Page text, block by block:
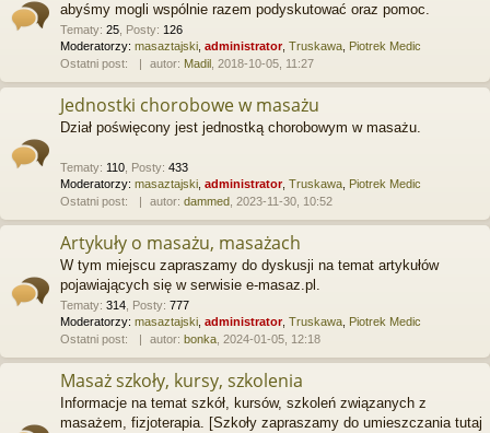
abyśmy mogli wspólnie razem podyskutować oraz pomoc.
Tematy: 25 Posty: 126
Moderatorzy: masaztajski administrator, Truskawa Piotrek Medic
Ostatni post:
autor: Madil , 2018-10-05, 11:27
Jednostki chorobowe w masażu
Dział poświęcony jest jednostką chorobowym w masażu.
Tematy: 110 Posty: 433
Moderatorzy: masaztajski administrator, Truskawa Piotrek Medic
Ostatni post:
autor: dammed , 2023-11-30, 10:52
Artykuły o masażu, masażach
W tym miejscu zapraszamy do dyskusji na temat artykułów
pojawiających się w serwisie e-masaz.pl.
Tematy: 314 Posty: 777
Moderatorzy: masaztajski administrator, Truskawa Piotrek Medic
Ostatni post:
autor: bonka , 2024-01-05, 12:18
Masaż szkoły, kursy, szkolenia
Informacje na temat szkół, kursów, szkoleń związanych z
masażem, fizjoterapia. [Szkoły zapraszamy do umieszczania tutaj